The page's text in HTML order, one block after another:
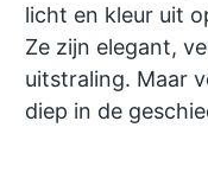
licht en kleur uit
Ze zijn elegant,
uitstraling. Maar
diep in de